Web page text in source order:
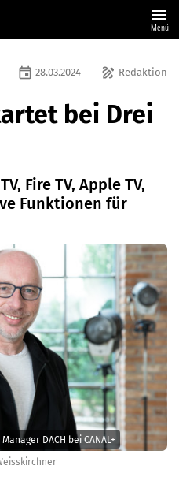
menu
Menü
DACH bei CANAL+
draw Redaktion
event 28.03.2024
bei Drei
Fire TV, Apple TV,
Funktionen für